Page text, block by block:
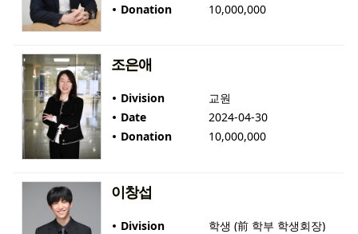
Donation
10,000,000
조은애
Division
교원
Date
2024-04-30
Donation
10,000,000
이창섭
Division
학생 (前 학부 학생회장)